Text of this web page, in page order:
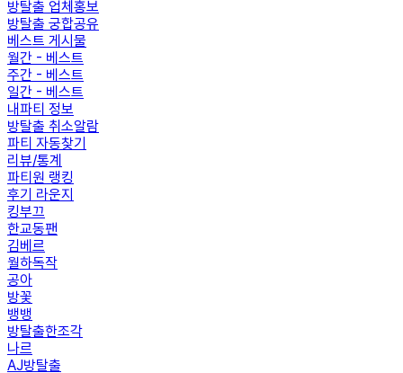
방탈출 업체홍보
방탈출 궁합공유
베스트 게시물
월간 - 베스트
주간 - 베스트
일간 - 베스트
내파티 정보
방탈출 취소알람
파티 자동찾기
리뷰/통계
파티원 랭킹
후기 라운지
킹부끄
한교동팬
김베르
월하독작
공아
방꽃
뱅뱅
방탈출한조각
나르
AJ방탈출